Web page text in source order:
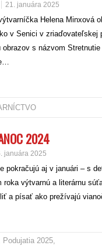
21. januára 2025
Helena Minxová
v Senici v zriaďovateľskej
s názvom
2024
januára 2025
pokračujú aj v januári – s
výtvarnú a literárnu
a písať ako prežívajú
Podujatia 2025,